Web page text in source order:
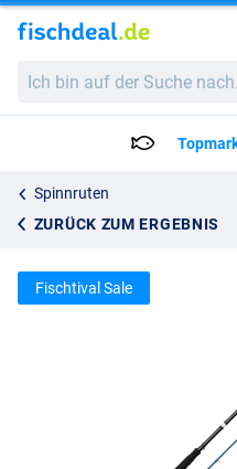
bin
Spinnruten
ZURÜCK ZUM ERGEBNIS
Savage Gear
99.99
Fischtival Sale